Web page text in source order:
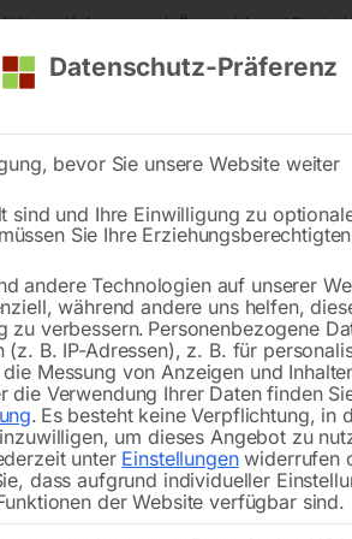
Lieferung nach Österreich und
20-2
mit Aufroll-Automatik
Datenschutz-Präferenz
bevor Sie unsere Website weiter
sind und Ihre Einwilligung zu
Sie Ihre
andere Technologien auf unserer
während andere uns helfen,
zu verbessern. Personenbezogene
B. IP-Adressen), z. B. für
Messung von Anzeigen und
die Verwendung Ihrer Daten finden
. Es besteht keine Verpflichtung, in
um dieses Angebot zu
unter Einstellungenwiderrufen
dass aufgrund individueller
der Website verfügbar sind.